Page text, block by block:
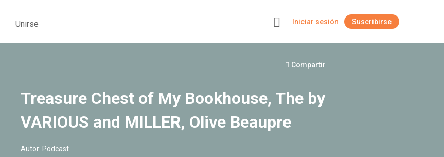
Unirse Iniciar sesión Suscribirse
Compartir
Treasure Chest of My Bookhouse, The by
VARIOUS and MILLER, Olive Beaupre
Autor: Podcast